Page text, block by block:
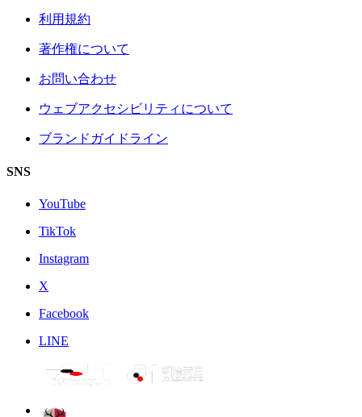
利用規約
著作権について
お問い合わせ
ウェブアクセシビリティについて
ブランドガイドライン
SNS
YouTube
TikTok
Instagram
X
Facebook
LINE